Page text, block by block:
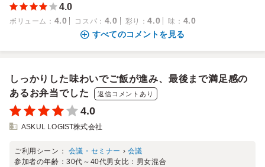
4.0
ボリューム ： 4.0 コスパ ： 4.0 彩り ：4.0 味 ： 4.0
すべてのコメントを見る
しっかりした味わいでご飯が進み、最後まで満足感の
あるお弁当でした
返信コメントあり
4.0
ASKUL LOGIST株式会社
ご利用シーン： 会議・セミナー › 会議
参加者の年齢：30代～40代男女比： 男女混合